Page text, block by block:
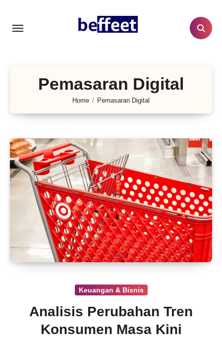
konten
Pemasaran Digital
Home Pemasaran Digital
Keuangan & Bisnis
Analisis Perubahan Tren
Konsumen Masa Kini